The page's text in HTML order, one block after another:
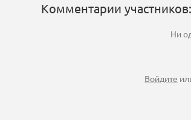
Комментарии участников:
Ни
Войдите